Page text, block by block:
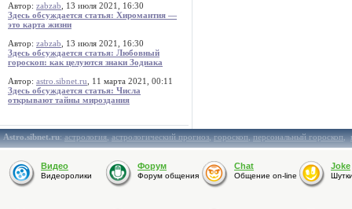
Автор: zabzab , 13 июля 2021, 16:30
Здесь обсуждается статья: Хиромантия —
это карта жизни
Автор: zabzab , 13 июля 2021, 16:30
Здесь обсуждается статья: Любовный
гороскоп: как целуются знаки Зодиака
Автор: astro.sibnet.ru , 11 марта 2021, 00:11
Здесь обсуждается статья: Числа
открывают тайны мироздания
Astro.sibnet.ru:астрология,астрологический прогноз,гороскоп,персональный гороскоп,
Видео
Видеоролики
Форум
Форум общения
Chat
Общение on-line
Joke